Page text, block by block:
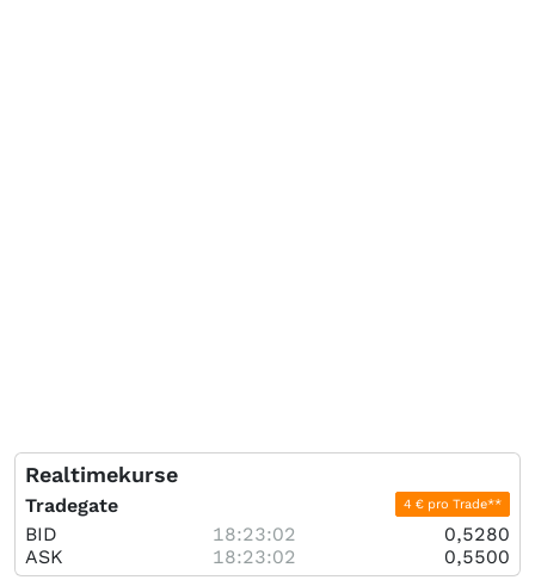
Realtimekurse
Tradegate 4 € pro Trade**
BID 18:23:02
0,5280
ASK
18:23:02 0,5500